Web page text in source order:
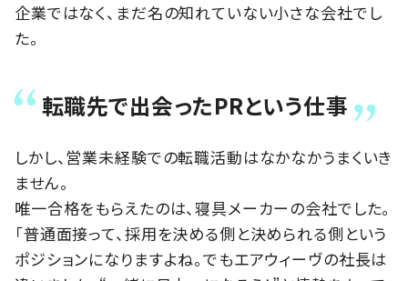
企業ではなく、まだ名の知れていない小さな会社でし
た。
転職先で出会ったPRという仕事
しかし、営業未経験での転職活動はなかなかうまくいき
ません。
唯一合格をもらえたのは、寝具メーカーの会社でした。
「普通面接って、採用を決める側と決められる側という
ポジションになりますよね。でもエアウィーヴの社長は